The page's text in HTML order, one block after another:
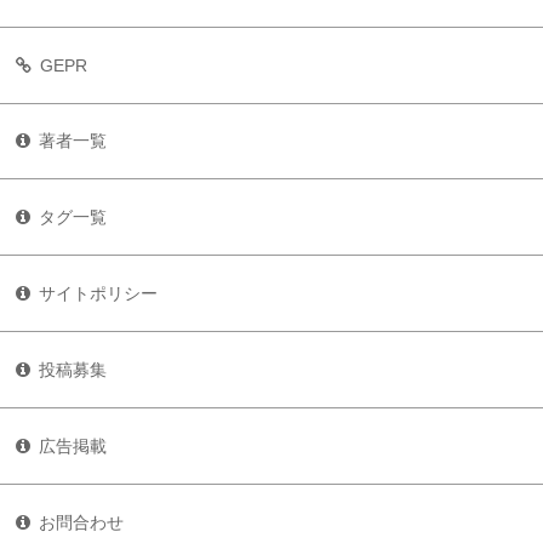
GEPR
著者一覧
タグ一覧
サイトポリシー
投稿募集
広告掲載
お問合わせ